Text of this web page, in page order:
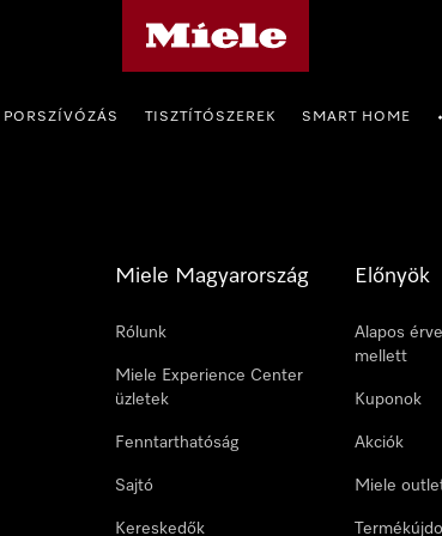
PORSZÍVÓZÁS TISZTÍTÓSZEREK SMART HOME •
Miele Magyarország
Rólunk
Miele Experience Center
üzletek
Fenntarthatóság
Sajtó
Kereskedők
Előnyök
Alapos
mellett
Kuponok
Akciók
Miele